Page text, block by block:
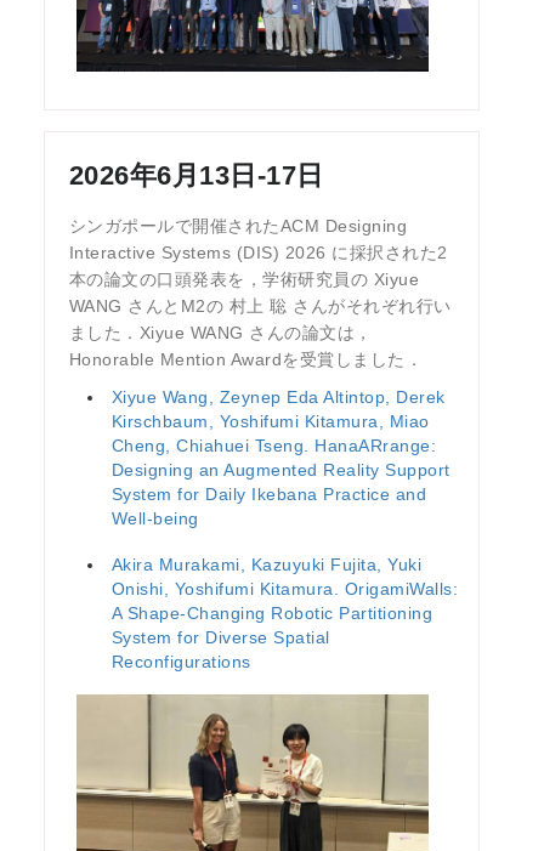
2026年6月13日-17日
シンガポールで開催されたACM Designing
Interactive Systems (DIS) 2026 に採択された2
本の論文の口頭発表を，学術研究員の Xiyue
WANG さんとM2の 村上 聡 さんがそれぞれ行い
ました．Xiyue WANG さんの論文は，
Honorable Mention Awardを受賞しました．
Xiyue Wang, Zeynep Eda Altintop, Derek
Kirschbaum, Yoshifumi Kitamura, Miao
Cheng, Chiahuei Tseng. HanaARrange:
Designing an Augmented Reality Support
System for Daily Ikebana Practice and
Well-being
Akira Murakami, Kazuyuki Fujita, Yuki
Onishi, Yoshifumi Kitamura. OrigamiWalls:
A Shape-Changing Robotic Partitioning
System for Diverse Spatial
Reconfigurations